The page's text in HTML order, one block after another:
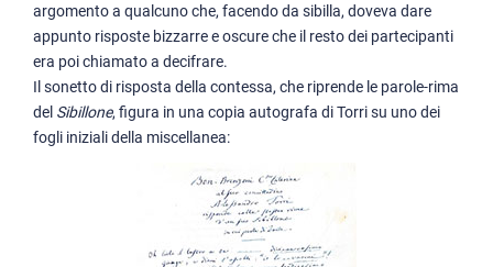
argomento a qualcuno che, facendo da sibilla, doveva dare
appunto risposte bizzarre e oscure che il resto dei partecipanti
era poi chiamato a decifrare.
Il sonetto di risposta della contessa, che riprende le parole-rima
del Sibillone, figura in una copia autografa di Torri su uno dei
fogli iniziali della miscellanea: